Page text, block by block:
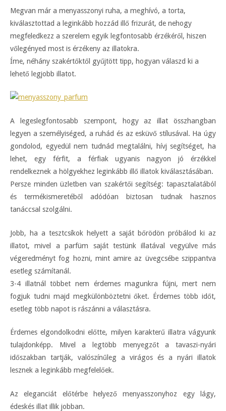
Megvan már a menyasszonyi ruha, a meghívó, a torta,
kiválasztottad a leginkább hozzád illő frizurát, de nehogy
megfeledkezz a szerelem egyik legfontosabb érzékéről, hiszen
vőlegényed most is érzékeny az illatokra.
Íme, néhány szakértőktől gyűjtött tipp, hogyan válaszd ki a
lehető legjobb illatot.
A legeslegfontosabb szempont, hogy az illat összhangban
legyen a személyiséged, a ruhád és az esküvő stílusával. Ha úgy
gondolod, egyedül nem tudnád megtalálni, hívj segítséget, ha
lehet, egy férfit, a férfiak ugyanis nagyon jó érzékkel
rendelkeznek a hölgyekhez leginkább illő illatok kiválasztásában.
Persze minden üzletben van szakértői segítség: tapasztalatából
és termékismeretéből adódóan biztosan tudnak hasznos
tanáccsal szolgálni.
Jobb, ha a tesztcsíkok helyett a saját bőrödön próbálod ki az
illatot, mivel a parfüm saját testünk illatával vegyülve más
végeredményt fog hozni, mint amire az üvegcsébe szippantva
esetleg számítanál.
3-4 illatnál többet nem érdemes magunkra fújni, mert nem
fogjuk tudni majd megkülönböztetni őket. Érdemes több időt,
esetleg több napot is rászánni a választásra.
Érdemes elgondolkodni előtte, milyen karakterű illatra vágyunk
tulajdonképp. Mivel a legtöbb menyegzőt a tavaszi-nyári
időszakban tartják, valószínűleg a virágos és a nyári illatok
lesznek a leginkább megfelelőek.
Az eleganciát előtérbe helyező menyasszonyhoz egy lágy,
édeskés illat illik jobban.